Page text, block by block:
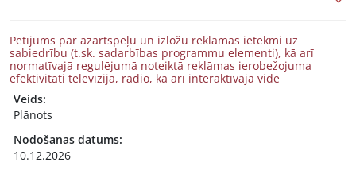
Pētījums par azartspēļu un izložu reklāmas ietekmi uz
sabiedrību (t.sk. sadarbības programmu elementi), kā arī
normatīvajā regulējumā noteiktā reklāmas ierobežojuma
efektivitāti televīzijā, radio, kā arī interaktīvajā vidē
Veids:
Plānots
Nodošanas datums:
10.12.2026